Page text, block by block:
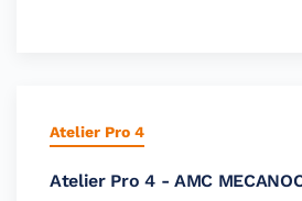
Atelier Pro 4
Atelier Pro 4 - AMC